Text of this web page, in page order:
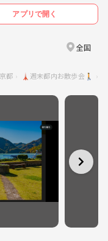
アプリで開く
全国
都 🗼週末都内お散歩会🚶